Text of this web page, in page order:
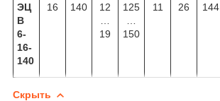
ЭЦ
В
6-
16-
140
16 140
12
19
125
150
11 26 144
Скрыть